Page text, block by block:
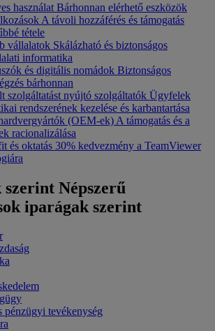
használat Bárhonnan elérhető eszközök
A távoli hozzáférés és támogatás
tétele
vállalatok Skálázható és biztonságos
informatika
és digitális nomádok Biztonságos
bárhonnan
szolgáltatást nyújtó szolgáltatók Ügyfelek
rendszerének kezelése és karbantartása
(OEM-ek) A támogatás és a
racionalizálása
és oktatás 30% kedvezmény a TeamViewer
szerint Népszerű
iparágak szerint
pénzügyi tevékenység